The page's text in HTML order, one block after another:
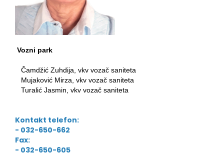
Vozni park
Čamdžić Zuhdija, vkv vozač saniteta
Mujaković Mirza, vkv vozač saniteta
Turalić Jasmin, vkv vozač saniteta
Kontakt telefon:
- 032-650-662
Fax:
- 032-650-605